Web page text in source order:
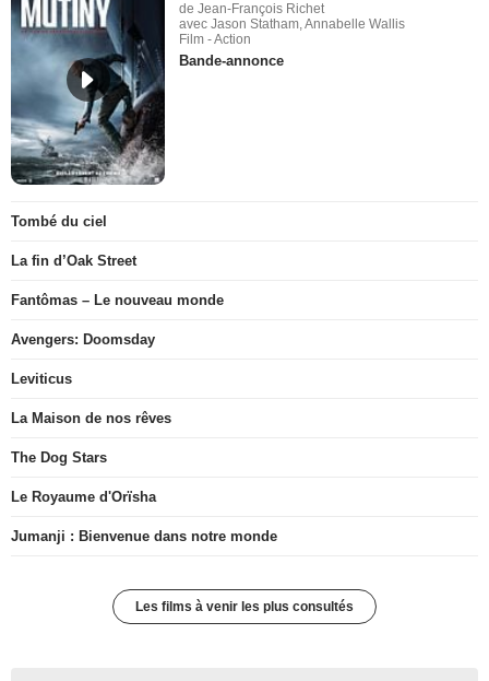
de Jean-François Richet
avec Jason Statham, Annabelle Wallis
Film - Action
Bande-annonce
Tombé du ciel
La fin d’Oak Street
Fantômas – Le nouveau monde
Avengers: Doomsday
Leviticus
La Maison de nos rêves
The Dog Stars
Le Royaume d'Orïsha
Jumanji : Bienvenue dans notre monde
Les films à venir les plus consultés